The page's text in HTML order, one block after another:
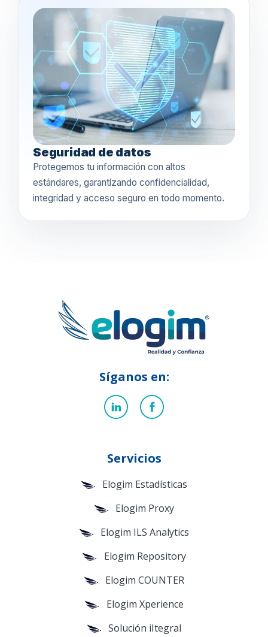
Seguridad de datos
Protegemos tu información con altos
estándares, garantizando confidencialidad,
integridad y acceso seguro en todo momento.
Síganos en:
Servicios
Elogim Estadísticas
Elogim Proxy
Elogim ILS Analytics
Elogim Repository
Elogim COUNTER
Elogim Xperience
Solución iItegral